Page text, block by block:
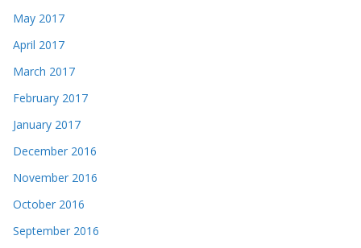
May 2017
April 2017
March 2017
February 2017
January 2017
December 2016
November 2016
October 2016
September 2016